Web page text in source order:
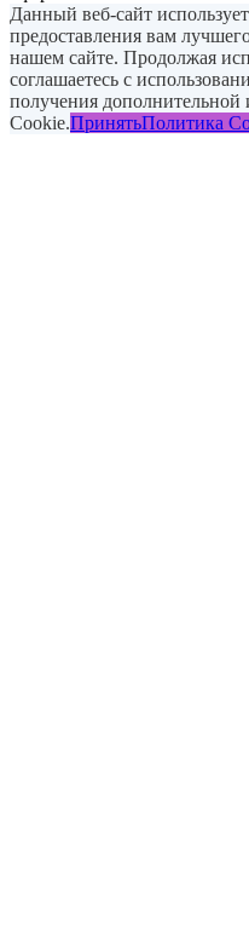
Данный веб-сайт
предоставления вам
нашем сайте. Продолжая
соглашаетесь с
получения
Cookie.ПринятьПолитика